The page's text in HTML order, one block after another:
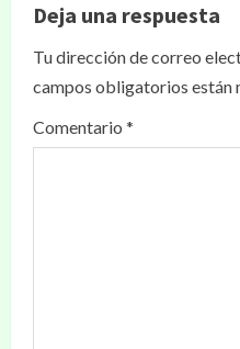
Deja una respuesta
Tu dirección de correo
campos obligatorios están
Comentario *